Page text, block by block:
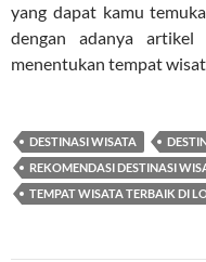
yang dapat kamu
dengan adanya
menentukan tempat
DESTINASI WISATA
REKOMENDASI DESTINASI
TEMPAT WISATA TERBAIK DI